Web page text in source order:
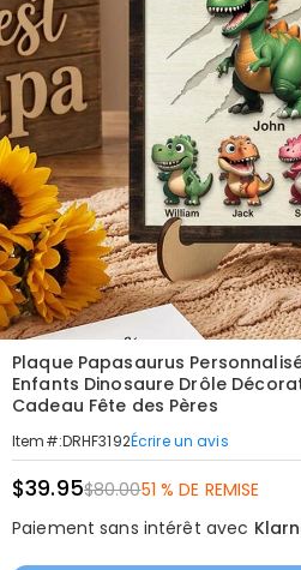
Plaque Papasaurus
Enfants Dinosaure Drôle
Cadeau Fête des Pères
Item#:DRHF3192Écrire un avis
$39.95$80.0051 % DE REMISE
Paiement sans intérêt avec